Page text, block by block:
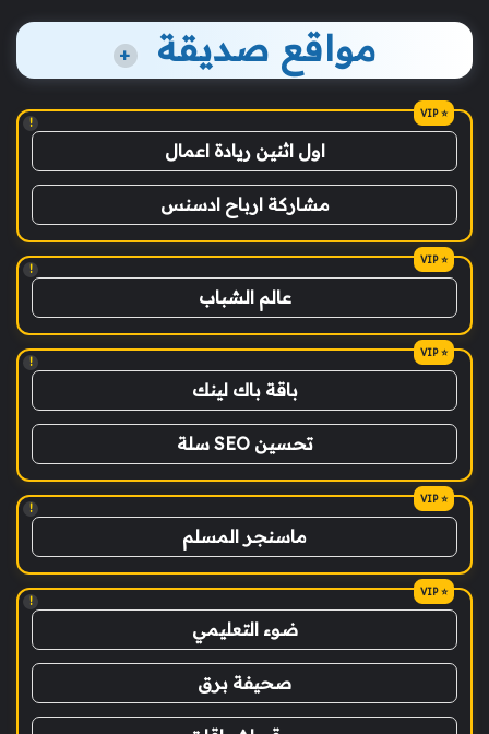
مواقع صديقة +
!
اول اثنين ريادة اعمال
مشاركة ارباح ادسنس
!
عالم الشباب
!
باقة باك لينك
تحسين SEO سلة
!
ماسنجر المسلم
!
ضوء التعليمي
صحيفة برق